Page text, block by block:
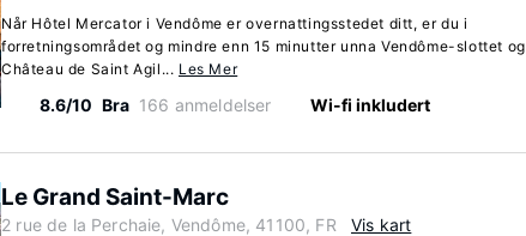
Når Hôtel Mercator i Vendôme er overnattingsstedet ditt, er du i
forretningsområdet og mindre enn 15 minutter unna Vendôme-slottet og
Château de Saint Agil... Les Mer
8.6/10 Bra 166 anmeldelser Wi-fi inkludert
Le Grand Saint-Marc
2 rue de la Perchaie, Vendôme, 41100, FR Vis kart